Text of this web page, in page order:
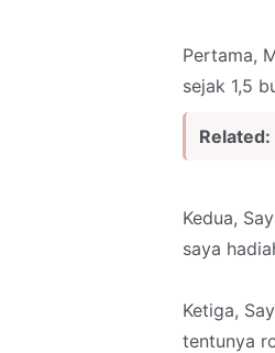
Pertama,
sejak 1,5
Related:
Kedua,
saya
Ketiga,
tentunya